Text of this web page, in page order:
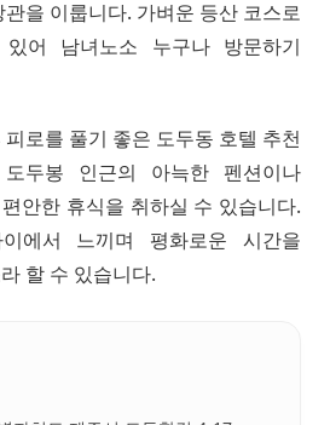
을 이룹니다. 가벼운 등산 코스로
어 남녀노소 누구나 방문하기
로를 풀기 좋은 도두동 호텔 추천
두봉 인근의 아늑한 펜션이나
안한 휴식을 취하실 수 있습니다.
에서 느끼며 평화로운 시간을
할 수 있습니다.